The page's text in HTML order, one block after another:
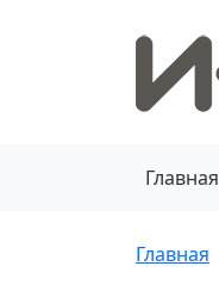
Главная
Главная